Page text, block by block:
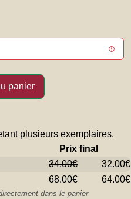
panier
plusieurs exemplaires.
Prix final
34.00€
32.00€
68.00€ 64.00€
dans le panier